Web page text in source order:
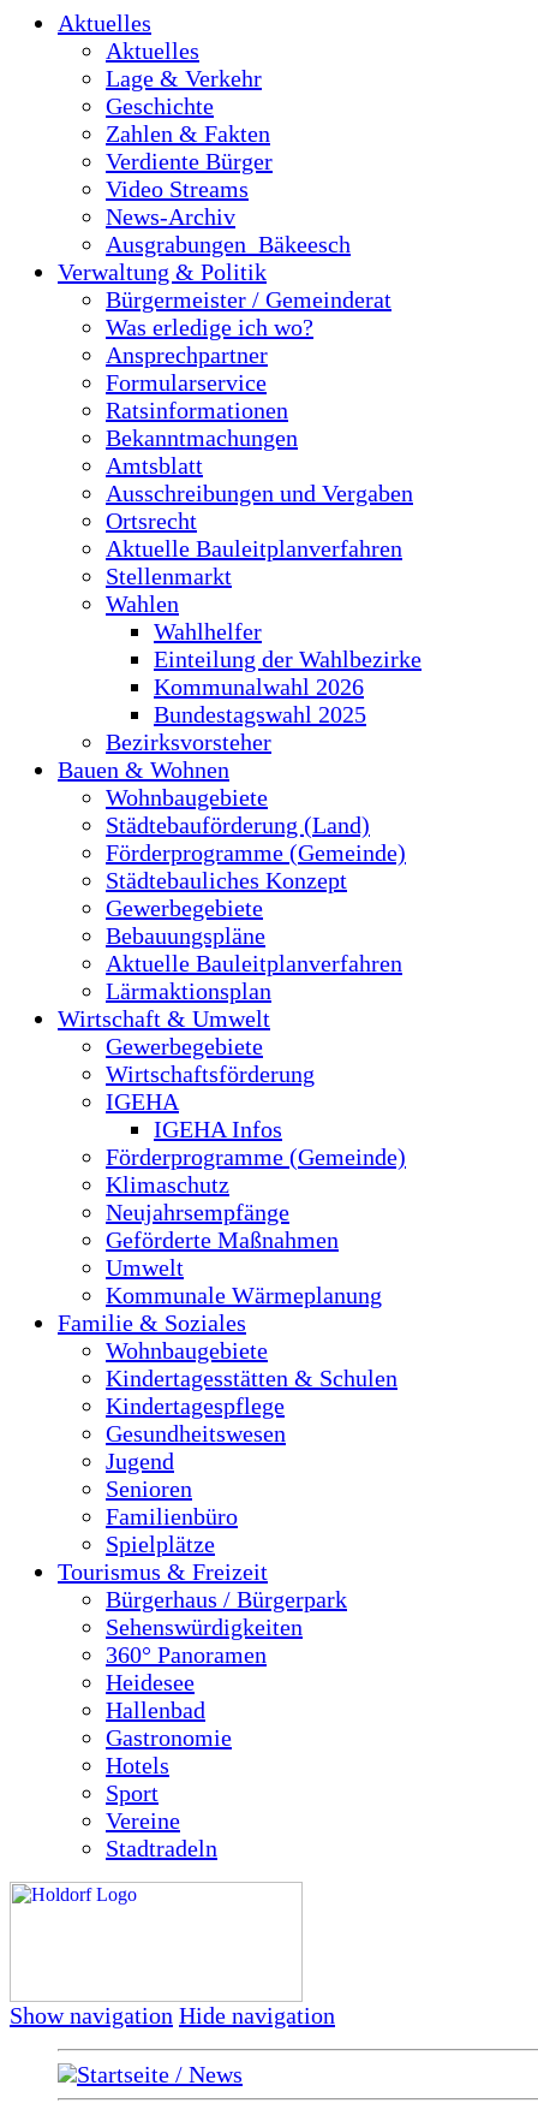
Aktuelles
Aktuelles
Lage & Verkehr
Geschichte
Zahlen & Fakten
Verdiente Bürger
Video Streams
News-Archiv
Ausgrabungen_Bäkeesch
Verwaltung & Politik
Bürgermeister / Gemeinderat
Was erledige ich wo?
Ansprechpartner
Formularservice
Ratsinformationen
Bekanntmachungen
Amtsblatt
Ausschreibungen und Vergaben
Ortsrecht
Aktuelle Bauleitplanverfahren
Stellenmarkt
Wahlen
Wahlhelfer
Einteilung der Wahlbezirke
Kommunalwahl 2026
Bundestagswahl 2025
Bezirksvorsteher
Bauen & Wohnen
Wohnbaugebiete
Städtebauförderung (Land)
Förderprogramme (Gemeinde)
Städtebauliches Konzept
Gewerbegebiete
Bebauungspläne
Aktuelle Bauleitplanverfahren
Lärmaktionsplan
Wirtschaft & Umwelt
Gewerbegebiete
Wirtschaftsförderung
IGEHA
IGEHA Infos
Förderprogramme (Gemeinde)
Klimaschutz
Neujahrsempfänge
Geförderte Maßnahmen
Umwelt
Kommunale Wärmeplanung
Familie & Soziales
Wohnbaugebiete
Kindertagesstätten & Schulen
Kindertagespflege
Gesundheitswesen
Jugend
Senioren
Familienbüro
Spielplätze
Tourismus & Freizeit
Bürgerhaus / Bürgerpark
Sehenswürdigkeiten
360° Panoramen
Heidesee
Hallenbad
Gastronomie
Hotels
Sport
Vereine
Stadtradeln
Show navigation Hide navigation
Startseite / News